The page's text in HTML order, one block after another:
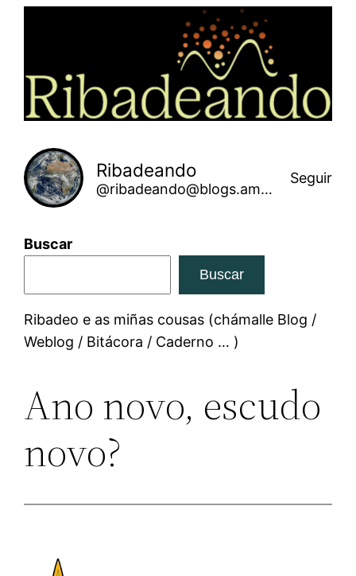
Ribadeando
@ribadeando@blogs.amarinha.gal
Seguir
Buscar
Buscar
Ribadeo e as miñas cousas (chámalle Blog /
Weblog / Bitácora / Caderno … )
Ano novo, escudo
novo?